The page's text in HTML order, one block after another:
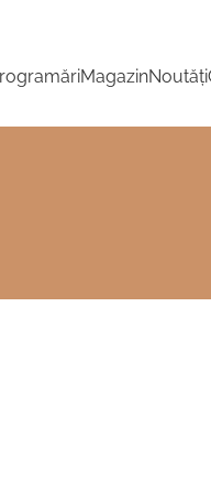
MagazinNoutăți